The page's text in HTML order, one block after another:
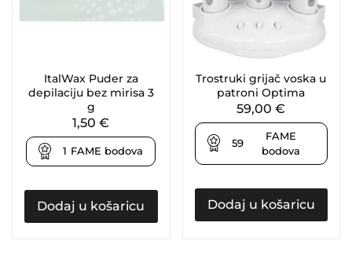
ItalWax Puder za
depilaciju bez mirisa 3
g
1,50€
1 FAME bodova
Dodaj u košaricu
Trostruki grijač voska u
patroni Optima
59,00€
59
FAME
bodova
Dodaj u košaricu